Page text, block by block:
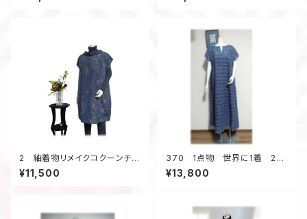
2 紬着物リメイクコクーンチュ
ニック（紺メランジ調／花柄）
¥11,500
370 1点物 世界に1着 2種
類の浴衣地リメイク 着ると可
愛い 幾何学柄 テントライン
¥13,800